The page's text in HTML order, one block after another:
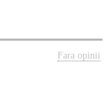
Fara opinii